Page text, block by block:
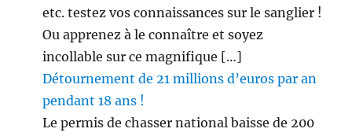
etc. testez vos connaissances sur le sanglier !
Ou apprenez à le connaître et soyez
incollable sur ce magnifique […]
Détournement de 21 millions d’euros par an
pendant 18 ans !
Le permis de chasser national baisse de 200